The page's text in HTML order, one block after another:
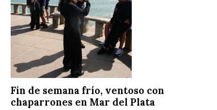
Fin de semana frío, ventoso con
chaparrones en Mar del Plata